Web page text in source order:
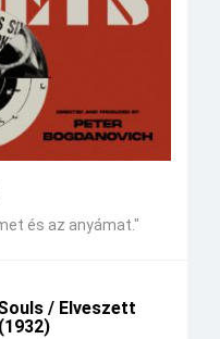
és az anyámat."
/ Elveszett